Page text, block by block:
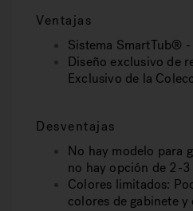
Ventajas
Sistema SmartTub®
Diseño exclusivo de
Exclusivo de la
Desventajas
No hay modelo para
no hay opción de 2-3
Colores limitados:
colores de gabinete y